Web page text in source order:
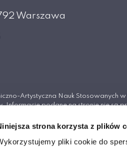
strona korzysta z plików
pliki cookie do
Warszawa
Artystyczna Nauk Stosowanych
Informacje podane na stronie nie są
Nauk Stosowanych w